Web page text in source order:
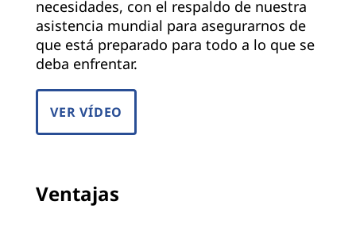
necesidades, con el respaldo de nuestra
asistencia mundial para asegurarnos de
que está preparado para todo a lo que se
deba enfrentar.
VER VÍDEO
Ventajas